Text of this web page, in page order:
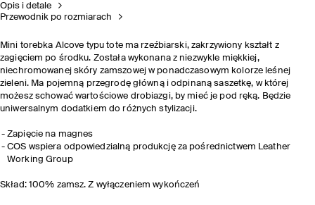
Opis i detale
Przewodnik po rozmiarach
Mini torebka Alcove typu tote ma rzeźbiarski, zakrzywiony kształt z
zagięciem po środku. Została wykonana z niezwykle miękkiej,
niechromowanej skóry zamszowej w ponadczasowym kolorze leśnej
zieleni. Ma pojemną przegrodę główną i odpinaną saszetkę, w której
możesz schować wartościowe drobiazgi, by mieć je pod ręką. Będzie
uniwersalnym dodatkiem do różnych stylizacji.
Zapięcie na magnes
COS wspiera odpowiedzialną produkcję za pośrednictwem Leather
Working Group
Skład: 100% zamsz. Z wyłączeniem wykończeń